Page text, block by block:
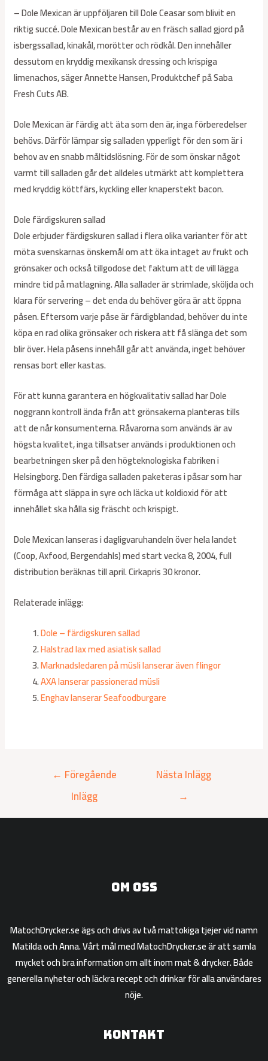
– Dole Mexican är uppföljaren till Dole Ceasar som blivit en
riktig succé. Dole Mexican består av en fräsch sallad gjord på
isbergssallad, kinakål, morötter och rödkål. Den innehåller
dessutom en kryddig mexikansk dressing och krispiga
limenachos, säger Annette Hansen, Produktchef på Saba
Fresh Cuts AB.
Dole Mexican är färdig att äta som den är, inga förberedelser
behövs. Därför lämpar sig salladen ypperligt för den som är i
behov av en snabb måltidslösning. För de som önskar något
varmt till salladen går det alldeles utmärkt att komplettera
med kryddig köttfärs, kyckling eller knaperstekt bacon.
Dole färdigskuren sallad
Dole erbjuder färdigskuren sallad i flera olika varianter för att
möta svenskarnas önskemål om att öka intaget av frukt och
grönsaker och också tillgodose det faktum att de vill lägga
mindre tid på matlagning. Alla sallader är strimlade, sköljda och
klara för servering – det enda du behöver göra är att öppna
påsen. Eftersom varje påse är färdigblandad, behöver du inte
köpa en rad olika grönsaker och riskera att få slänga det som
blir över. Hela påsens innehåll går att använda, inget behöver
rensas bort eller kastas.
För att kunna garantera en högkvalitativ sallad har Dole
noggrann kontroll ända från att grönsakerna planteras tills
att de når konsumenterna. Råvarorna som används är av
högsta kvalitet, inga tillsatser används i produktionen och
bearbetningen sker på den högteknologiska fabriken i
Helsingborg. Den färdiga salladen paketeras i påsar som har
förmåga att släppa in syre och läcka ut koldioxid för att
innehållet ska hålla sig fräscht och krispigt.
Dole Mexican lanseras i dagligvaruhandeln över hela landet
(Coop, Axfood, Bergendahls) med start vecka 8, 2004, full
distribution beräknas till april. Cirkapris 30 kronor.
Relaterade inlägg:
Dole – färdigskuren sallad
Halstrad lax med asiatisk sallad
Marknadsledaren på müsli lanserar även flingor
AXA lanserar passionerad müsli
Enghav lanserar Seafoodburgare
← Föregående
Inlägg
Nästa Inlägg
→
Om oss
MatochDrycker.se ägs och drivs av två mattokiga tjejer vid namn
Matilda och Anna. Vårt mål med MatochDrycker.se är att samla
mycket och bra information om allt inom mat & drycker. Både
generella nyheter och läckra recept och drinkar för alla användares
nöje.
Kontakt